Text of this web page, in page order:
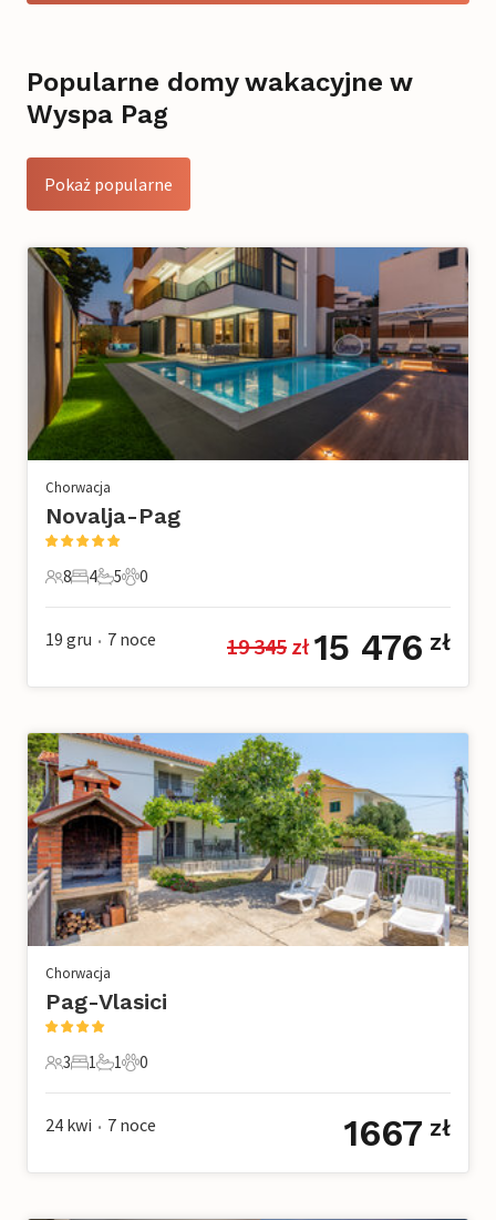
Popularne domy wakacyjne w
Wyspa Pag
Pokaż popularne
Chorwacja
Novalja-Pag
8 Goście
8
4 Sypialnie
4
5 Łazienki
5
0 Zwierzęta domowe
0
19 gru • 7 noce 19 345 zł 15 476 zł
Chorwacja
Pag-Vlasici
3 Goście
3
1 Sypialnia
1
1 Łazienka
1
0 Zwierzęta domowe
0
24 kwi • 7 noce 1667 zł